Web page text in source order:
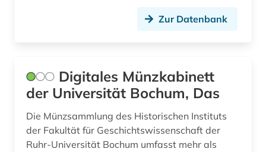
Zur Datenbank
Digitales Münzkabinett
der Universität Bochum, Das
Die Münzsammlung des Historischen Instituts
der Fakultät für Geschichtswissenschaft der
Ruhr-Universität Bochum umfasst mehr als